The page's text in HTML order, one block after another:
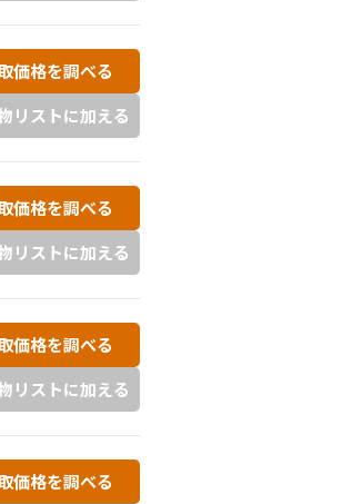
価格を調べる
リストに加える
価格を調べる
リストに加える
価格を調べる
リストに加える
価格を調べる